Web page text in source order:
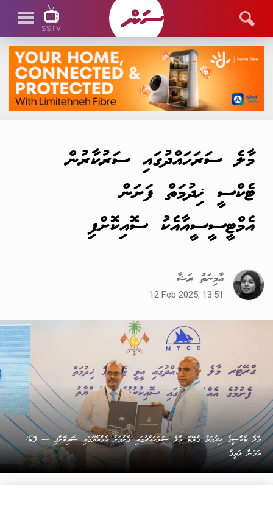
SSTV
SSTV LIVE
މާލެ ސަރަހައްދުގައި ސަރުކާރުން
ޓެކްސީ ޚިދުމަތް ފަށަން
އެމްޓީސީސީއާއެކު ސޮއިކޮށްފި
އާމިނަތު ރަޝާ
12 Feb 2025, 13:51
މާލެ ޓެކްސީގެ ޚިދުމަތް ގްރޭޓާ މާލެ ސަރަހައްދުގައި ފެށުމަށް އެމްއޯޔޫގައި ސޮއިކޮށްފި --- ފޮޓޯ/
އަމަން ލަތީފް